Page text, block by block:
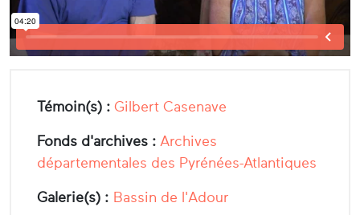
Témoin(s) : Gilbert Casenave
Fonds d'archives : Archives
départementales des Pyrénées-Atlantiques
Galerie(s) : Bassin de l'Adour